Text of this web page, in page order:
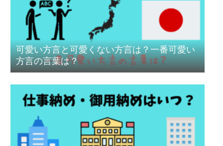
可愛い方言と可愛くない方言は？一番可愛い
方言の言葉は？